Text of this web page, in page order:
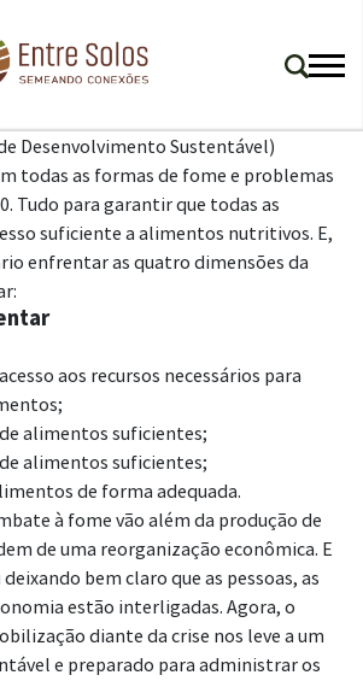
Desenvolvimento Sustentável)
todas as formas de fome e problemas
Tudo para garantir que todas as
suficiente a alimentos nutritivos. E,
enfrentar as quatro dimensões da
aos recursos necessários para
alimentos suficientes;
alimentos suficientes;
de forma adequada.
à fome vão além da produção de
de uma reorganização econômica. E
bem claro que as pessoas, as
estão interligadas. Agora, o
diante da crise nos leve a um
e preparado para administrar os